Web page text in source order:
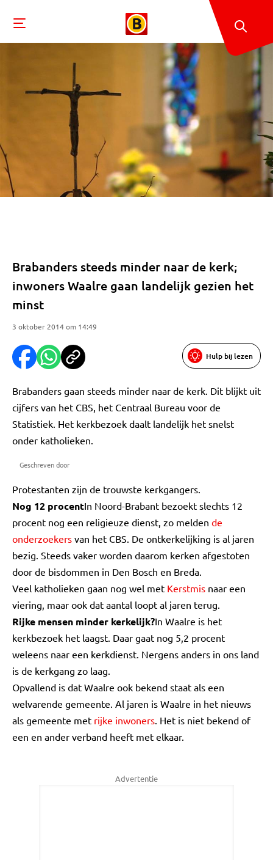
Brabanders steeds minder naar de kerk;
inwoners Waalre gaan landelijk gezien het
minst
3 oktober 2014 om 14:49
Hulp bij lezen
Brabanders gaan steeds minder naar de kerk. Dit blijkt uit
cijfers van het CBS, het Centraal Bureau voor de
Statistiek. Het kerkbezoek daalt landelijk het snelst
onder katholieken.
Geschreven door
Protestanten zijn de trouwste kerkgangers.
Nog 12 procentIn Noord-Brabant bezoekt slechts 12
procent nog een religieuze dienst, zo melden de
onderzoekers van het CBS. De ontkerkelijking is al jaren
bezig. Steeds vaker worden daarom kerken afgestoten
door de bisdommen in Den Bosch en Breda.
Veel katholieken gaan nog wel met Kerstmis naar een
viering, maar ook dat aantal loopt al jaren terug.
Rijke mensen minder kerkelijk?In Waalre is het
kerkbezoek het laagst. Daar gaat nog 5,2 procent
weleens naar een kerkdienst. Nergens anders in ons land
is de kerkgang zo laag.
Opvallend is dat Waalre ook bekend staat als een
welvarende gemeente. Al jaren is Waalre in het nieuws
als gemeente met rijke inwoners. Het is niet bekend of
een en ander verband heeft met elkaar.
Advertentie